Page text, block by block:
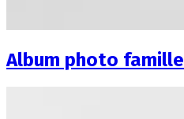
Album photo famille